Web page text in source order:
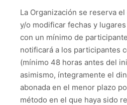
La Organización se reserva
y/o modificar fechas y
con un mínimo de
notificará a los participantes
(mínimo 48 horas antes del
asimismo, íntegramente el
abonada en el menor plazo
método en el que haya sido